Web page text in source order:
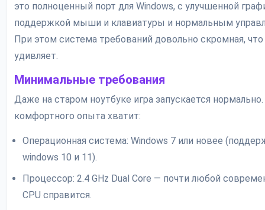
это полноценный порт для Windows, с улучшенной
поддержкой мыши и клавиатуры и нормальным
При этом система требований довольно скромная,
удивляет.
Минимальные требования
Даже на старом ноутбуке игра запускается
комфортного опыта хватит:
Операционная система: Windows 7 или новее
windows 10 и 11).
Процессор: 2.4 GHz Dual Core — почти любой
CPU справится.